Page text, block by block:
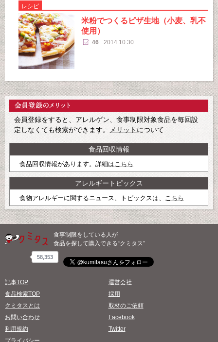
レシピ
米粉でつくるピザ生地（小麦、乳不
使用）
46 2014.10.30
会員登録をすると、アレルゲン、食事制限対象食品を毎回設
定しなくても検索ができます。
メリット について
食品回収情報
食品回収情報があります。詳細は こちら
アレルギートピックス
食物アレルギーに関するニュース、トピックスは、 こちら
食事制限をしている人が
食品を探して購入できる“クミタス”
58,353
記事TOP
食品検索TOP
クミタスとは
お問い合わせ
利用規約
プライバシー
運営会社
採用
取材のご依頼
Facebook
Twitter